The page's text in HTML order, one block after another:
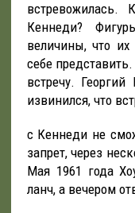
Кеннеди?
величины, что их
себе
встречу.
извинился, что
с Кеннеди не
запрет, через
Мая 1961 года
ланч, а вечером